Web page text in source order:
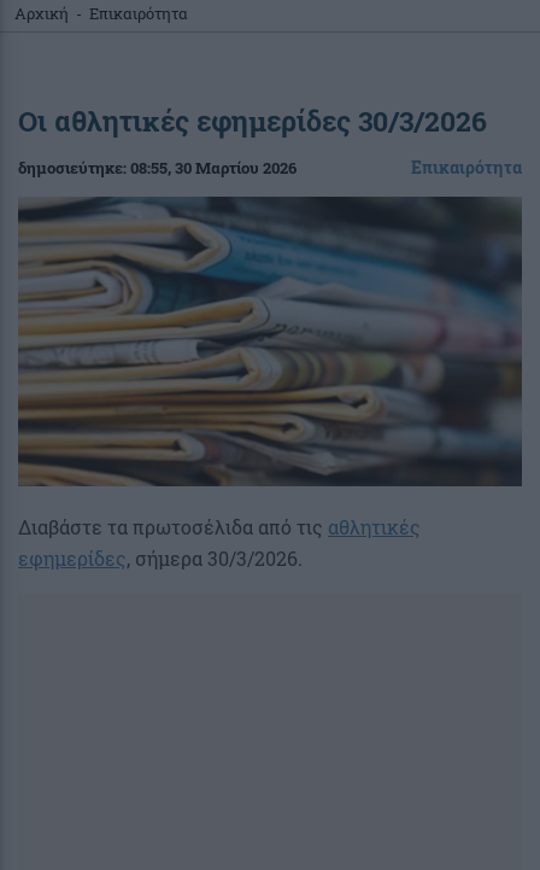
Αρχική - Επικαιρότητα
Οι αθλητικές εφημερίδες 30/3/2026
δημοσιεύτηκε:08:55, 30 Μαρτίου 2026 Επικαιρότητα
Διαβάστε τα πρωτοσέλιδα από τις αθλητικές
εφημερίδες, σήμερα 30/3/2026.